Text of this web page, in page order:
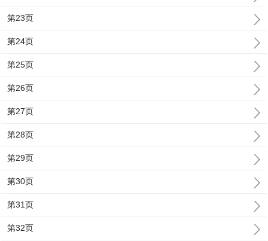
第23页
第24页
第25页
第26页
第27页
第28页
第29页
第30页
第31页
第32页